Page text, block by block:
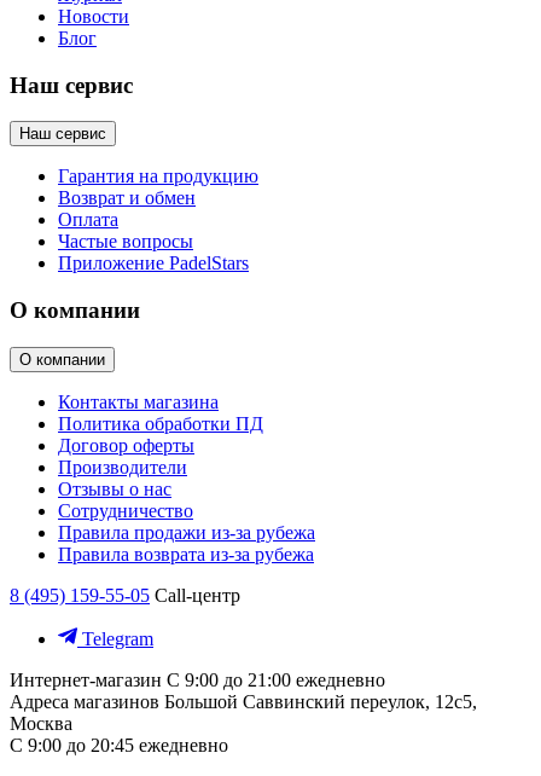
Новости
Блог
Наш сервис
Наш сервис
Гарантия на продукцию
Возврат и обмен
Оплата
Частые вопросы
Приложение PadelStars
О компании
О компании
Контакты магазина
Политика обработки ПД
Договор оферты
Производители
Отзывы о нас
Сотрудничество
Правила продажи из-за рубежа
Правила возврата из-за рубежа
8 (495) 159-55-05 Call-центр
Telegram
Интернет-магазин С 9:00 до 21:00 ежедневно
Адреса магазинов Большой Саввинский переулок, 12с5,
Москва
С 9:00 до 20:45 ежедневно